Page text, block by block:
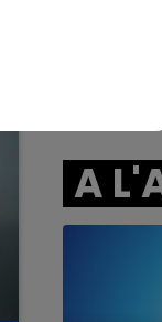
31 janvier
GIMS
A